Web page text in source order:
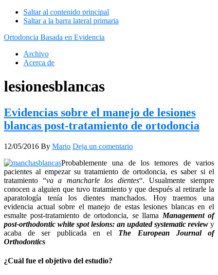
Saltar al contenido principal
Saltar a la barra lateral primaria
Ortodoncia Basada en Evidencia
Archivo
Acerca de
lesionesblancas
Evidencias sobre el manejo de lesiones
blancas post-tratamiento de ortodoncia
12/05/2016 By Mario Deja un comentario
Probablemente una de los temores de varios
pacientes al empezar su tratamiento de ortodoncia, es saber si el
tratamiento “va a mancharle los dientes“. Usualmente siempre
conocen a alguien que tuvo tratamiento y que después al retirarle la
aparatología tenía los dientes manchados. Hoy traemos una
evidencia actual sobre el manejo de estas lesiones blancas en el
esmalte post-tratamiento de ortodoncia, se llama Management of
post-orthodontic white spot lesions: an updated systematic review y
acaba de ser publicada en el The European Journal of
Orthodontics
¿Cuál fue el objetivo del estudio?